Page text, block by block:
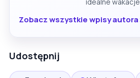
Zobacz wszystkie wpisy autora
Udostępnij